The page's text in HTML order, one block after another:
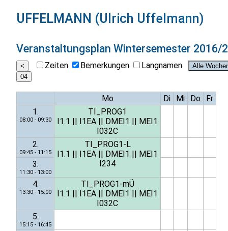
UFFELMANN (Ulrich Uffelmann)
Veranstaltungsplan Wintersemester 2016/
Zeiten Bemerkungen Langnamen
Mo Di Mi Do
Fr
1.
08:00 - 09:30
TI_PROG1
I1.1
I1EA DMEI1
MEI1
I032C
2.
09:45 - 11:15
TI_PROG1-L
I1.1
I1EA DMEI1
MEI1
I234
3.
11:30 - 13:00
4.
13:30 - 15:00
TI_PROG1-mÜ
I1.1
I1EA DMEI1
MEI1
I032C
5.
15:15 - 16:45